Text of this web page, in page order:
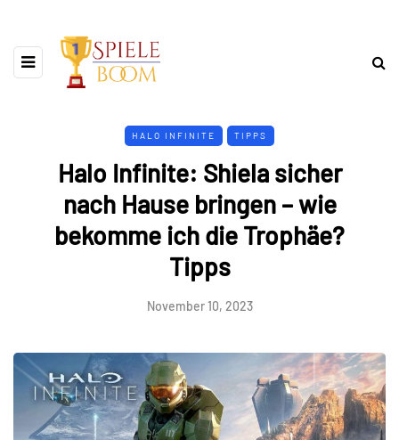
HALO INFINITE TIPPS
Halo Infinite: Shiela sicher
nach Hause bringen – wie
bekomme ich die Trophäe?
Tipps
November 10, 2023